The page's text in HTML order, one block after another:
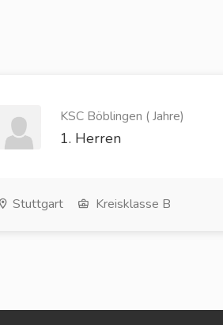
KSC Böblingen ( Jahre)
1. Herren
Stuttgart Kreisklasse B